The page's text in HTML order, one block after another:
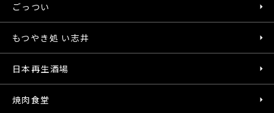
ごっつい
もつやき処 い志井
日本再生酒場
焼肉食堂